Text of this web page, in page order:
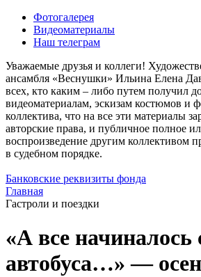
Фотогалерея
Видеоматериалы
Наш телеграм
Уважаемые друзья и коллеги!
ансамбля «Веснушки» Ильина Елена
всех, кто каким – либо путем получил
видеоматериалам, эскизам костюмов и
коллектива, что на все эти материалы
авторские права, и публичное полное
воспроизведение другим коллективом
в судебном порядке.
Банковские реквизиты фонда
Главная
Гастроли и поездки
«А все начиналось
автобуса…» —